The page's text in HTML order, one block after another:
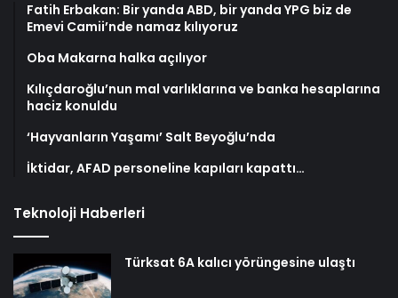
Fatih Erbakan: Bir yanda ABD, bir yanda YPG biz de
Emevi Camii’nde namaz kılıyoruz
Oba Makarna halka açılıyor
Kılıçdaroğlu’nun mal varlıklarına ve banka hesaplarına
haciz konuldu
‘Hayvanların Yaşamı’ Salt Beyoğlu’nda
İktidar, AFAD personeline kapıları kapattı…
Teknoloji Haberleri
Türksat 6A kalıcı yörüngesine ulaştı